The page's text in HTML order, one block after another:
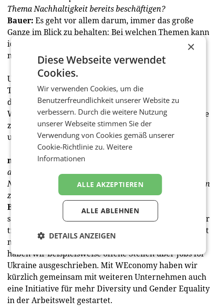
Thema Nachhaltigkeit bereits beschäftigen?
Bauer: Es geht vor allem darum, immer das große
Ganze im Blick zu behalten: Bei welchen Themen kann
ich nachhaltiges Engagement glaubwürdig
mittransportieren?
Und wie schaffe ich zusätzlich Anlässe, um über das
Thema zu sprechen? Dabei muss einem bewusst sein,
dass es nicht von heute auf morgen geht, die
Wahrnehmung eines Unternehmens oder einer Marke
zu verändern. Dafür benötigt es eine klare Strategie
und einen langen Atem.
medianet:Frage zum Schluss – was kann man denn
auch als Agentur selbst tun, um dem Thema
Nachhaltigkeit nach innen künftig ebenfalls mehr Raum
zu geben?
Bauer:
Intern beschäftigen wir uns insbesondere mit
sozialen Faktoren und der Unternehmensführung. Wir
treiben das Thema Diversität sehr stark voran, hier ist
meine Kollegin Manisha Joshi federführend. Aktuell
haben wir beispielsweise offene Stellen über Jobs for
Ukraine ausgeschrieben. Mit WEconomy haben wir
kürzlich gemeinsam mit weiteren Unternehmen auch
eine Initiative für mehr Diversity und Gender Equality
in der Arbeitswelt gestartet.
×
Diese Webseite verwendet
Cookies.
Wir verwenden Cookies, um die
Benutzerfreundlichkeit unserer Website zu
verbessern. Durch die weitere Nutzung
unserer Webseite stimmen Sie der
Verwendung von Cookies gemäß unserer
Cookie-Richtlinie zu.Weitere
Informationen
ALLE AKZEPTIEREN
ALLE ABLEHNEN
DETAILS ANZEIGEN